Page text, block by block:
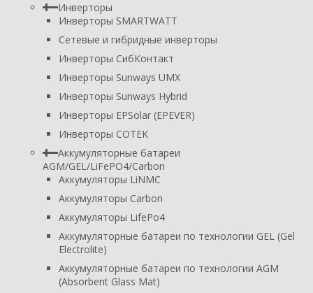
Инверторы
Инверторы SMARTWATT
Сетевые и гибридные инверторы
Инверторы СибКонтакт
Инверторы Sunways UMX
Инверторы Sunways Hybrid
Инверторы EPSolar (EPEVER)
Инверторы COTEK
Аккумуляторные батареи
AGM/GEL/LiFePO4/Carbon
Аккумуляторы LiNMC
Аккумуляторы Carbon
Аккумуляторы LifePo4
Аккумуляторные батареи по технологии GEL (Gel
Electrolite)
Аккумуляторные батареи по технологии AGM
(Absorbent Glass Mat)